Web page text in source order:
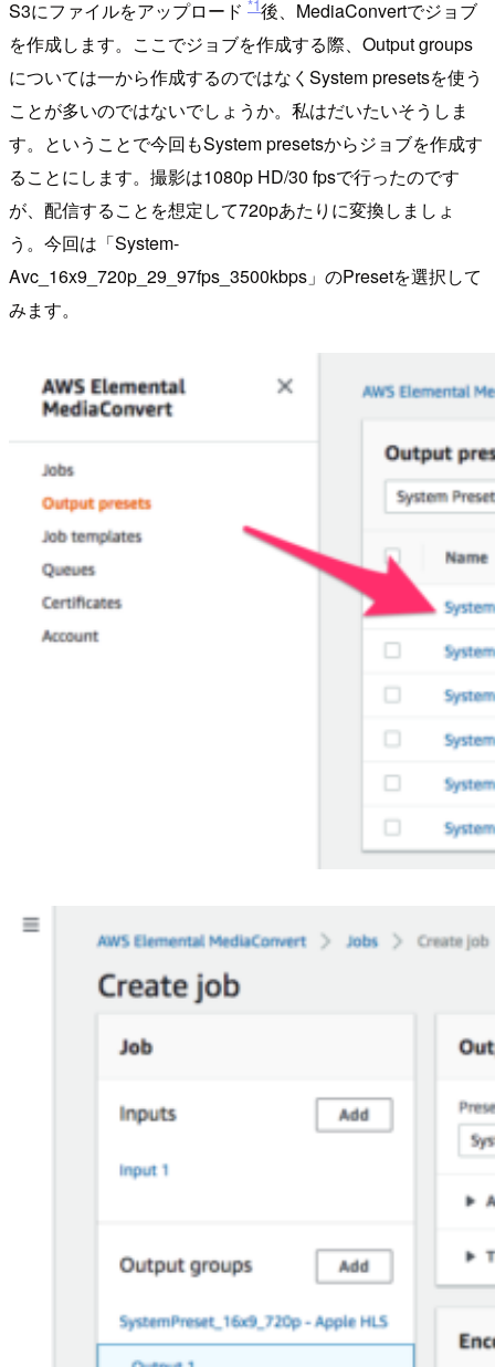
S3にファイルをアップロード *1後、MediaConvertでジョブ
を作成します。ここでジョブを作成する際、Output groups
については一から作成するのではなくSystem presetsを使う
ことが多いのではないでしょうか。私はだいたいそうしま
す。ということで今回もSystem presetsからジョブを作成す
ることにします。撮影は1080p HD/30 fpsで行ったのです
が、配信することを想定して720pあたりに変換しましょ
う。今回は「System-
Avc_16x9_720p_29_97fps_3500kbps」のPresetを選択して
みます。